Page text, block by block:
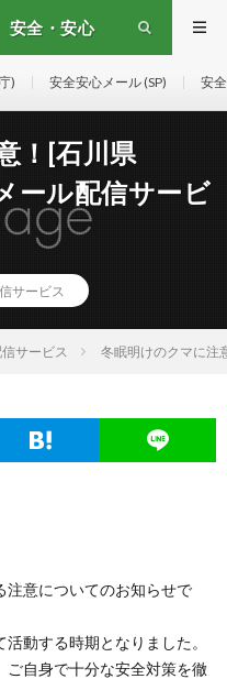
安全・安心
) 安全安心メール (SP) 安
！[石川県
ール配信サービ
サービス
サービス 冬眠明けのクマに注
注意についてのお知らせで
動する時期となりました。
ご自身で十分な安全対策を徹